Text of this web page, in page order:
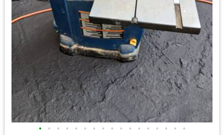
• • • • • • • • • • • • • • • • •